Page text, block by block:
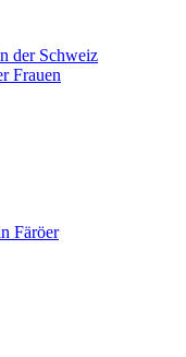
der Schweiz
Frauen
Färöer